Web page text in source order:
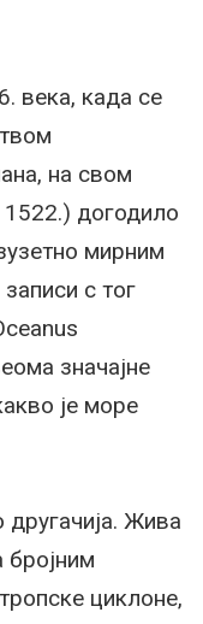
века, када се
на свом
догодило
мирним
с тог
значајне
је море
другачија. Жива
бројним
циклоне,